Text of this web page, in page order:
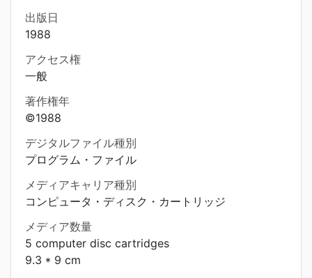
出版日
1988
アクセス権
一般
著作権年
©1988
デジタルファイル種別
プログラム・ファイル
メディアキャリア種別
コンピュータ・ディスク・カートリッジ
メディア数量
5 computer disc cartridges
9.3 * 9 cm